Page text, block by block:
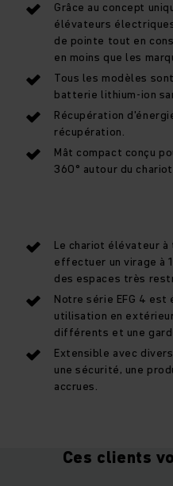
Grâce au concept
élévateurs
de pointe tout en
en moins que les
Tous les modèles
batterie lithium-ion
Récupération
récupération.
Mât compact conçu
360° autour du
Le chariot élévateur à
effectuer un virage à
des espaces très
Notre série EFG 4 est
utilisation en
différents et une
Extensible avec
une sécurité, une
accrues.
Ces clients